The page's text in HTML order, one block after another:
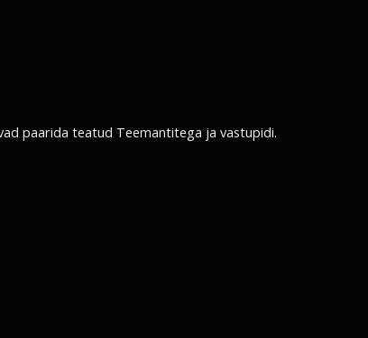
paarida teatud Teemantitega ja vastupidi.